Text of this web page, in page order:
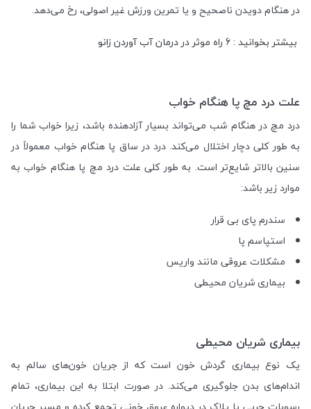
در هنگام دویدن ناصحیح و یا تمرین ورزش غیر اصولی، رخ می‌دهد.
بیشتر بخوانید : 6 راه موثر در
درمان آب آوردن زانو
علت درد مچ پا هنگام خواب
درد مچ در هنگام شب می‌تواند بسیار آزادهنده باشد، زیرا خواب شما را
به طور کلی دچار اختلال می‌کند. درد در ساق پا هنگام خواب معمولاً در
سنین بالاتر شایع‌تر است. به طور کلی علت درد مچ پا هنگام خواب به
موارد زیر باشد:
سندرم پای بی قرار
استپاسم پا
مشکلات عروقی مانند واریس
بیماری شریان محیطی
بیماری شریان محیطی
یک نوع بیماری گردش خون است که از جریان خون‌های سالم به
اندام‌های بدن جلوگیری می‌کند. در صورت ابتلا به این بیماری، تمام